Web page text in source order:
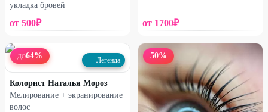
укладка бровей
от 500₽ от 1700₽
ДО64% Легенда
Колорист Наталья Мороз
Мелирование + экранирование
волос
50%